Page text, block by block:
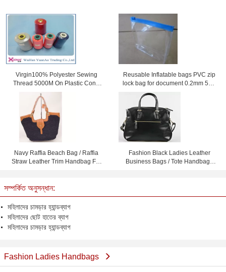
Virgin100% Polyester Sewing
Thread 5000M On Plastic Cone
For Sewing
Reusable Inflatable bags PVC zip
lock bag for document 0.2mm 50 *
Navy Raffia Beach Bag / Raffia
Straw Leather Trim Handbag For
Fashion Black Ladies Leather
Business Bags / Tote Handbags
সম্পর্কিত অনুসন্ধান:
মহিলাদের চামড়ার হ্যান্ডব্যাগ
মহিলাদের ছোট হাতের ব্যাগ
মহিলাদের চামড়ার হ্যান্ডব্যাগ
Fashion Ladies Handbags